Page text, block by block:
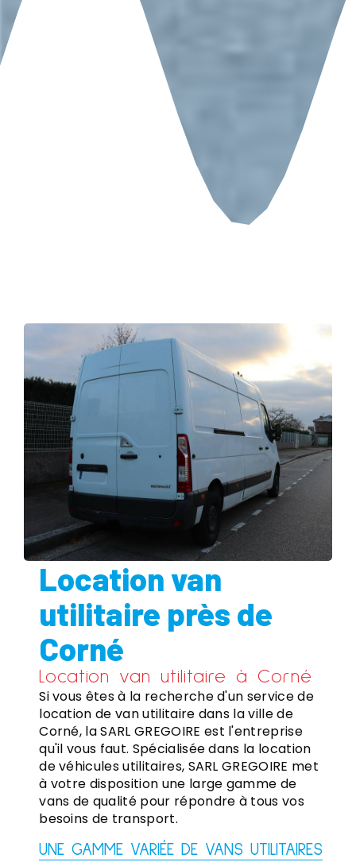
Location van
utilitaire près de
Corné
Location van utilitaire à Corné
Si vous êtes à la recherche d'un service de
location de van utilitaire dans la ville de
Corné, la SARL GREGOIRE est l'entreprise
qu'il vous faut. Spécialisée dans la location
de véhicules utilitaires, SARL GREGOIRE met
à votre disposition une large gamme de
vans de qualité pour répondre à tous vos
besoins de transport.
UNE GAMME VARIÉE DE VANS UTILITAIRES